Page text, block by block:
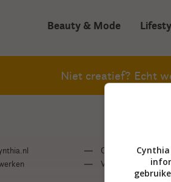
Beauty & Mode
Niet creatief? Echt
Contact
Veelgestelde vragen